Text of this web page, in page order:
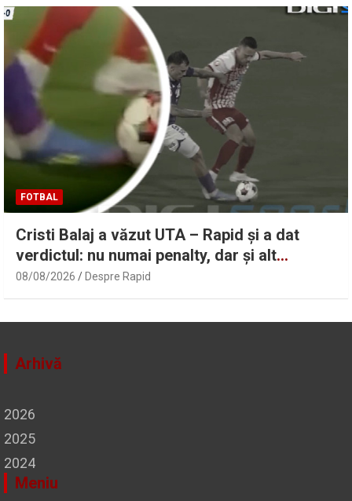
FOTBAL
Cristi Balaj a văzut UTA – Rapid și a dat
verdictul: nu numai penalty, dar și alt
cartonaș roșu!
08/08/2026 Despre Rapid
Arhivă
2026
2025
2024
Meniu